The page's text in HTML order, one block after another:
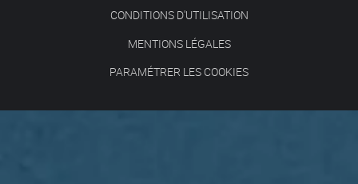
CONDITIONS D'UTILISATION
MENTIONS LÉGALES
PARAMÉTRER LES COOKIES